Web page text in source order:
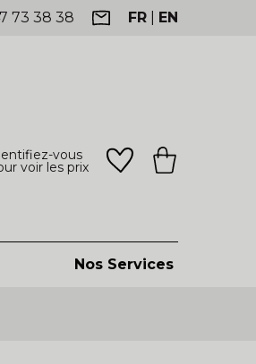
73 38 38 FR EN
vous
voir les prix
Nos Services